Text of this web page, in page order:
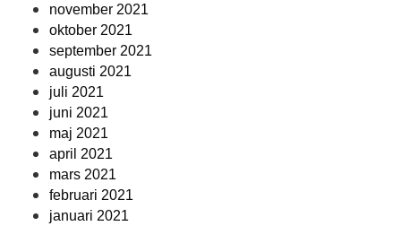
november 2021
oktober 2021
september 2021
augusti 2021
juli 2021
juni 2021
maj 2021
april 2021
mars 2021
februari 2021
januari 2021